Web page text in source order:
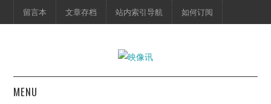
留言本 文章存档 站内索引导航 如何订阅
MENU